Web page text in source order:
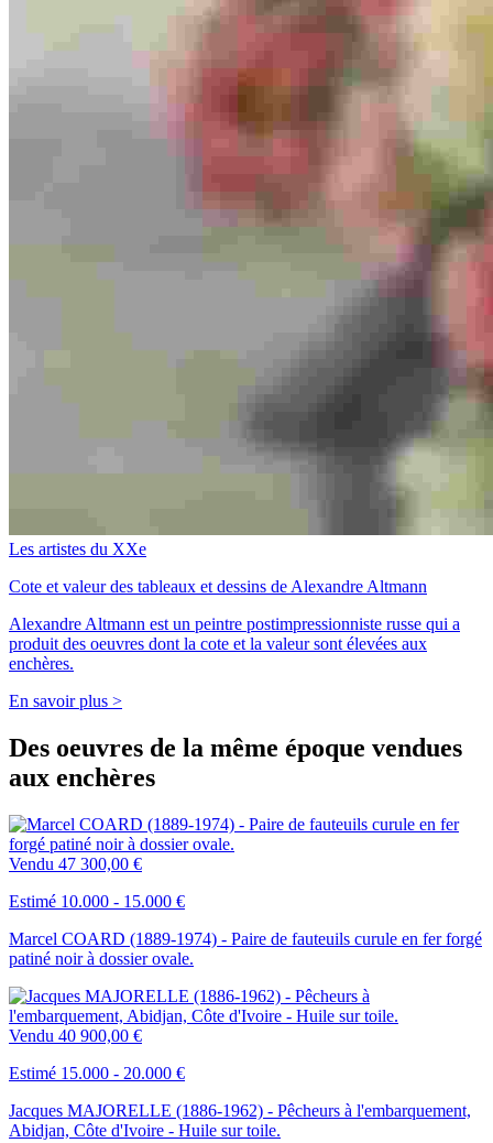
Les artistes du XXe
Cote et valeur des tableaux et dessins de Alexandre Altmann
Alexandre Altmann est un peintre postimpressionniste russe qui a
produit des oeuvres dont la cote et la valeur sont élevées aux
enchères.
En savoir plus >
Des oeuvres de la même époque vendues
aux enchères
Vendu 47 300,00 €
Estimé 10.000 - 15.000 €
Marcel COARD (1889-1974) - Paire de fauteuils curule en fer forgé
patiné noir à dossier ovale.
Vendu 40 900,00 €
Estimé 15.000 - 20.000 €
Jacques MAJORELLE (1886-1962) - Pêcheurs à l'embarquement,
Abidjan, Côte d'Ivoire - Huile sur toile.